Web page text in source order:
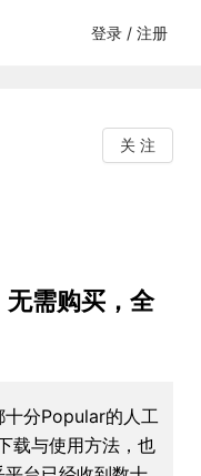
登录 / 注册
关 注
需购买，全
十分Popular的人工
载与使用方法，也